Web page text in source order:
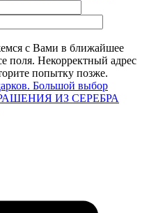
с Вами в ближайшее
поля. Некорректный адрес
попытку позже.
Большой выбор
ИЗ СЕРЕБРА